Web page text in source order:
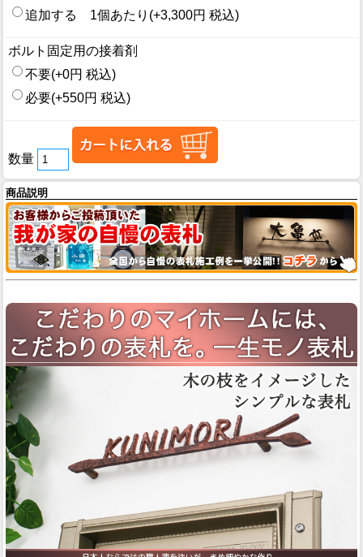
追加する 1個あたり(+3,300円 税込)
ボルト固定用の接着剤
不要(+0円 税込)
必要(+550円 税込)
数量
商品説明